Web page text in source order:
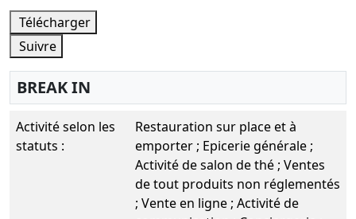
Télécharger
Suivre
BREAK IN
Activité selon les
statuts :
Restauration sur place et à
emporter ; Epicerie générale ;
Activité de salon de thé ; Ventes
de tout produits non réglementés
; Vente en ligne ; Activité de